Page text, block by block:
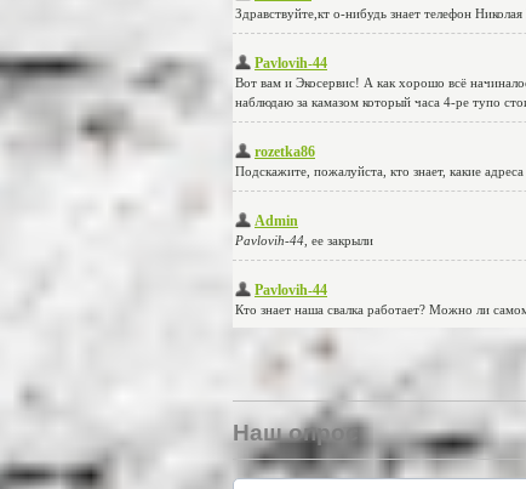
Наш опрос